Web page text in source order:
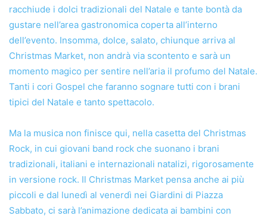
racchiude i dolci tradizionali del Natale e tante bontà da
gustare nell’area gastronomica coperta all’interno
dell’evento. Insomma, dolce, salato, chiunque arriva al
Christmas Market, non andrà via scontento e sarà un
momento magico per sentire nell’aria il profumo del Natale.
Tanti i cori Gospel che faranno sognare tutti con i brani
tipici del Natale e tanto spettacolo.
Ma la musica non finisce qui, nella casetta del Christmas
Rock, in cui giovani band rock che suonano i brani
tradizionali, italiani e internazionali natalizi, rigorosamente
in versione rock. Il Christmas Market pensa anche ai più
piccoli e dal lunedì al venerdì nei Giardini di Piazza
Sabbato, ci sarà l’animazione dedicata ai bambini con